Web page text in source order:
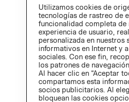
Utilizamos cookies de
tecnologías de rastreo de
funcionalidad completa de
experiencia de usuario,
personalizada en
informativos en Internet y
sociales. Con ese fin,
los patrones de
Al hacer clic en “Aceptar
compartamos esta
socios publicitarios. Al
bloquean las cookies